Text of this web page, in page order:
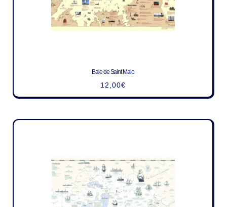
Baie de Saint Malo
12,00€